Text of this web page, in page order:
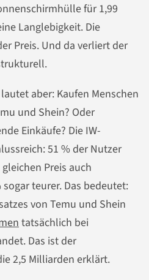
für 1,99
Langlebigkeit. Die
Preis. Und da verliert der
aber: Kaufen Menschen
und Shein? Oder
Einkäufe? Die IW-
51 % der Nutzer
Preis auch
teurer. Das bedeutet:
von Temu und Shein
tatsächlich bei
Das ist der
2,5 Milliarden erklärt.